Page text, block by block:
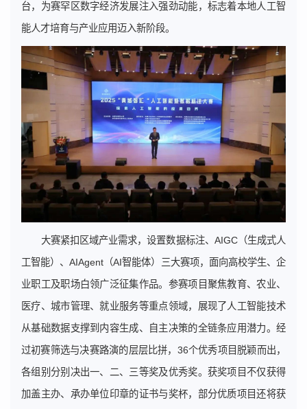
台，为赛罕区数字经济发展注入强劲动能，标志着本地人工智
能人才培育与产业应用迈入新阶段。
大赛紧扣区域产业需求，设置数据标注、AIGC（生成式人
工智能）、AIAgent（AI智能体）三大赛项，面向高校学生、企
业职工及职场白领广泛征集作品。参赛项目聚焦教育、农业、
医疗、城市管理、就业服务等重点领域，展现了人工智能技术
从基础数据支撑到内容生成、自主决策的全链条应用潜力。经
过初赛筛选与决赛路演的层层比拼，36个优秀项目脱颖而出，
各组别分别决出一、二、三等奖及优秀奖。获奖项目不仅获得
加盖主办、承办单位印章的证书与奖杯，部分优质项目还将获